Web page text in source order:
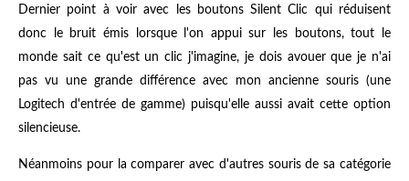
Dernier point à voir avec les boutons Silent Clic qui réduisent
donc le bruit émis lorsque l'on appui sur les boutons, tout le
monde sait ce qu'est un clic j'imagine, je dois avouer que je n'ai
pas vu une grande différence avec mon ancienne souris (une
Logitech d'entrée de gamme) puisqu'elle aussi avait cette option
silencieuse.
Néanmoins pour la comparer avec d'autres souris de sa catégorie